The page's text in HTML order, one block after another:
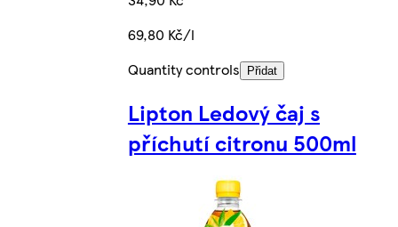
69,80 Kč/l
Quantity controls
Přidat
Lipton Ledový čaj s
příchutí citronu 500ml